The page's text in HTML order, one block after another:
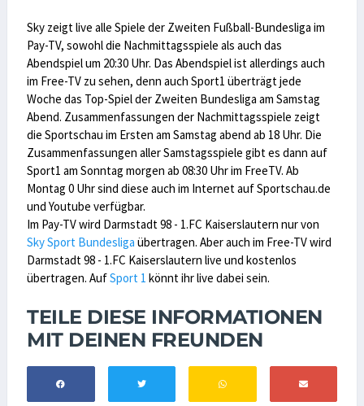
Sky zeigt live alle Spiele der Zweiten Fußball-Bundesliga im
Pay-TV, sowohl die Nachmittagsspiele als auch das
Abendspiel um 20:30 Uhr. Das Abendspiel ist allerdings auch
im Free-TV zu sehen, denn auch Sport1 überträgt jede
Woche das Top-Spiel der Zweiten Bundesliga am Samstag
Abend. Zusammenfassungen der Nachmittagsspiele zeigt
die Sportschau im Ersten am Samstag abend ab 18 Uhr. Die
Zusammenfassungen aller Samstagsspiele gibt es dann auf
Sport1 am Sonntag morgen ab 08:30 Uhr im FreeTV. Ab
Montag 0 Uhr sind diese auch im Internet auf Sportschau.de
und Youtube verfügbar.
Im Pay-TV wird Darmstadt 98 - 1.FC Kaiserslautern nur von
Sky Sport Bundesliga übertragen. Aber auch im Free-TV wird
Darmstadt 98 - 1.FC Kaiserslautern live und kostenlos
übertragen. AufSport 1 könnt ihr live dabei sein.
TEILE DIESE INFORMATIONEN
MIT DEINEN FREUNDEN